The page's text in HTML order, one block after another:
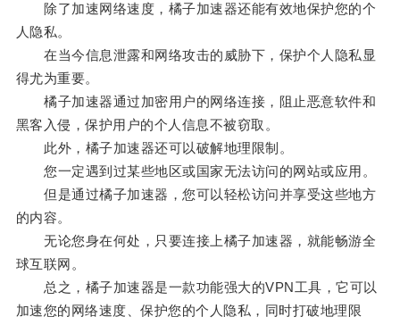
除了加速网络速度，橘子加速器还能有效地保护您的个
人隐私。
在当今信息泄露和网络攻击的威胁下，保护个人隐私显
得尤为重要。
橘子加速器通过加密用户的网络连接，阻止恶意软件和
黑客入侵，保护用户的个人信息不被窃取。
此外，橘子加速器还可以破解地理限制。
您一定遇到过某些地区或国家无法访问的网站或应用。
但是通过橘子加速器，您可以轻松访问并享受这些地方
的内容。
无论您身在何处，只要连接上橘子加速器，就能畅游全
球互联网。
总之，橘子加速器是一款功能强大的VPN工具，它可以
加速您的网络速度、保护您的个人隐私，同时打破地理限